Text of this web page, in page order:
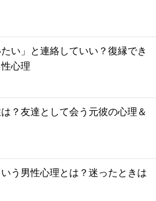
い」と連絡していい？復縁でき
心理
？友達として会う元彼の心理＆
う男性心理とは？迷ったときは